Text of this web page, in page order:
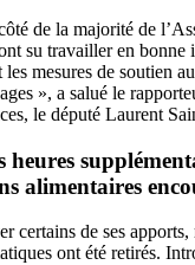
de la majorité de
su travailler en bonne
mesures de soutien
», a salué le
le député Laurent
heures
alimentaires
certains de ses apports,
ont été retirés.